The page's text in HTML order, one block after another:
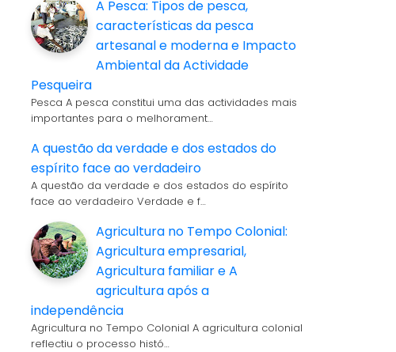
A Pesca: Tipos de pesca,
características da pesca
artesanal e moderna e Impacto
Ambiental da Actividade
Pesqueira
Pesca A pesca constitui uma das actividades mais
importantes para o melhorament…
A questão da verdade e dos estados do
espírito face ao verdadeiro
A questão da verdade e dos estados do espírito
face ao verdadeiro Verdade e f…
Agricultura no Tempo Colonial:
Agricultura empresarial,
Agricultura familiar e A
agricultura após a
independência
Agricultura no Tempo Colonial A agricultura colonial
reflectiu o processo histó…